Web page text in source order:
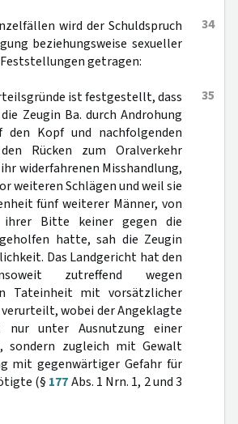
34
wird der Schuldspruch
beziehungsweise sexueller
getragen:
35
ist festgestellt, dass
Zeugin Ba. durch Androhung
den Kopf und nachfolgenden
Rücken zum Oralverkehr
widerfahrenen Misshandlung,
weiteren Schlägen und weil sie
fünf weiterer Männer, von
Bitte keiner gegen die
hatte, sah die Zeugin
Das Landgericht hat den
zutreffend wegen
Tateinheit mit vorsätzlicher
wobei der Angeklagte
nur unter Ausnutzung einer
sondern zugleich mit Gewalt
mit gegenwärtiger Gefahr für
(§ 177Abs. 1 Nrn. 1, 2 und 3